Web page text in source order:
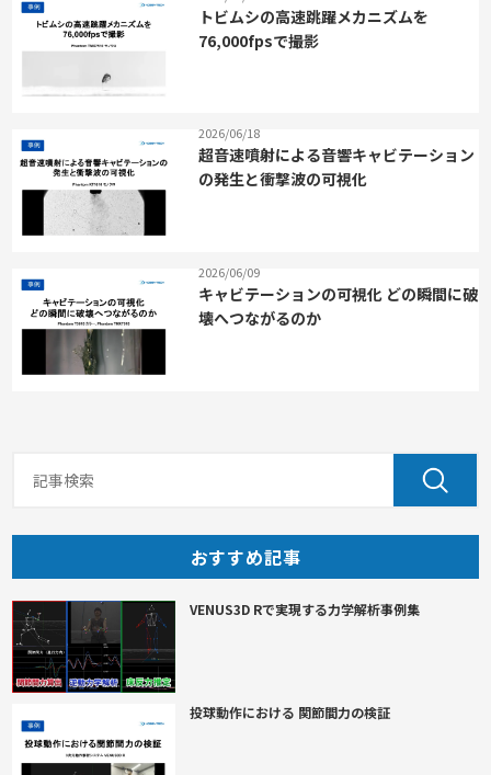
トビムシの高速跳躍メカニズムを
76,000fpsで撮影
2026/06/18
超音速噴射による音響キャビテーション
の発生と衝撃波の可視化
2026/06/09
キャビテーションの可視化 どの瞬間に破
壊へつながるのか
おすすめ記事
VENUS3D Rで実現する力学解析事例集
投球動作における 関節間力の検証